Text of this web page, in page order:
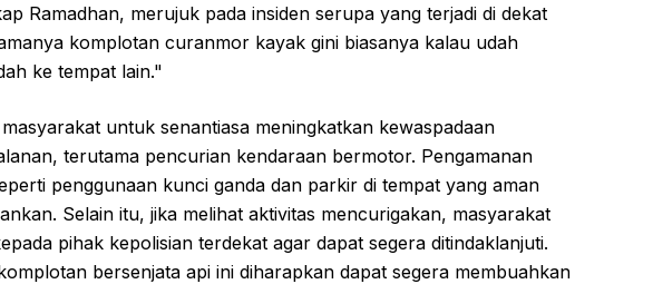
Ramadhan, merujuk pada insiden serupa yang terjadi di dekat
komplotan curanmor kayak gini biasanya kalau udah
ke tempat lain."
untuk senantiasa meningkatkan kewaspadaan
terutama pencurian kendaraan bermotor. Pengamanan
penggunaan kunci ganda dan parkir di tempat yang aman
Selain itu, jika melihat aktivitas mencurigakan, masyarakat
pihak kepolisian terdekat agar dapat segera ditindaklanjuti.
bersenjata api ini diharapkan dapat segera membuahkan